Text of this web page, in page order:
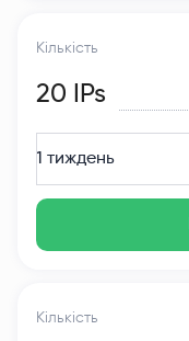
Кількість
20 IPs
1 тиждень
Кількість